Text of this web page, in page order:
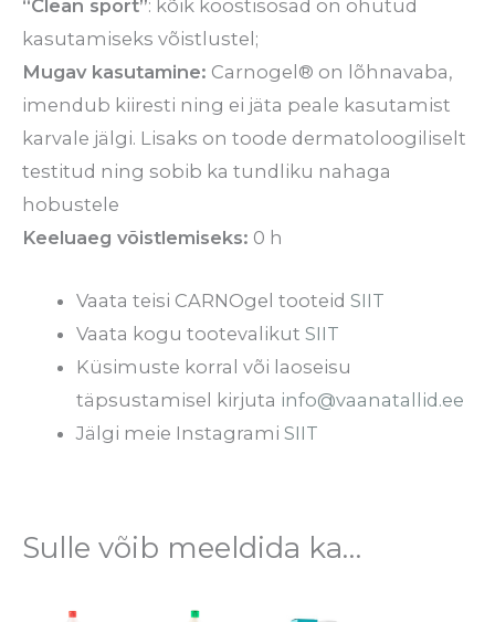
“Clean sport”: kõik koostisosad on ohutud
kasutamiseks võistlustel;
Mugav kasutamine: Carnogel® on lõhnavaba,
imendub kiiresti ning ei jäta peale kasutamist
karvale jälgi. Lisaks on toode dermatoloogiliselt
testitud ning sobib ka tundliku nahaga
hobustele
Keeluaeg võistlemiseks: 0 h
Vaata teisi CARNOgel tooteidSIIT
Vaata kogu tootevalikutSIIT
Küsimuste korral või laoseisu
täpsustamisel kirjuta info@vaanatallid.ee
Jälgi meie InstagramiSIIT
Sulle võib meeldida ka…